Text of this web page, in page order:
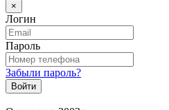
×
Логин
Пароль
Забыли пароль?
Войти